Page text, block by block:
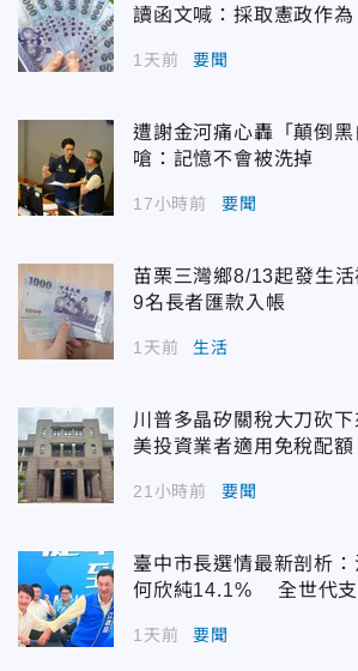
讀函文喊：採取憲政作為
1天前 要聞
遭謝金河痛心轟「顛倒
嗆：記憶不會被洗掉
17小時前 要聞
苗栗三灣鄉8/13起發生
9名長者匯款入帳
1天前 生活
川普多晶矽關稅大刀砍
美投資業者適用免稅配額
21小時前 要聞
臺中市長選情最新剖析
何欣純14.1% 全世代支
1天前 要聞